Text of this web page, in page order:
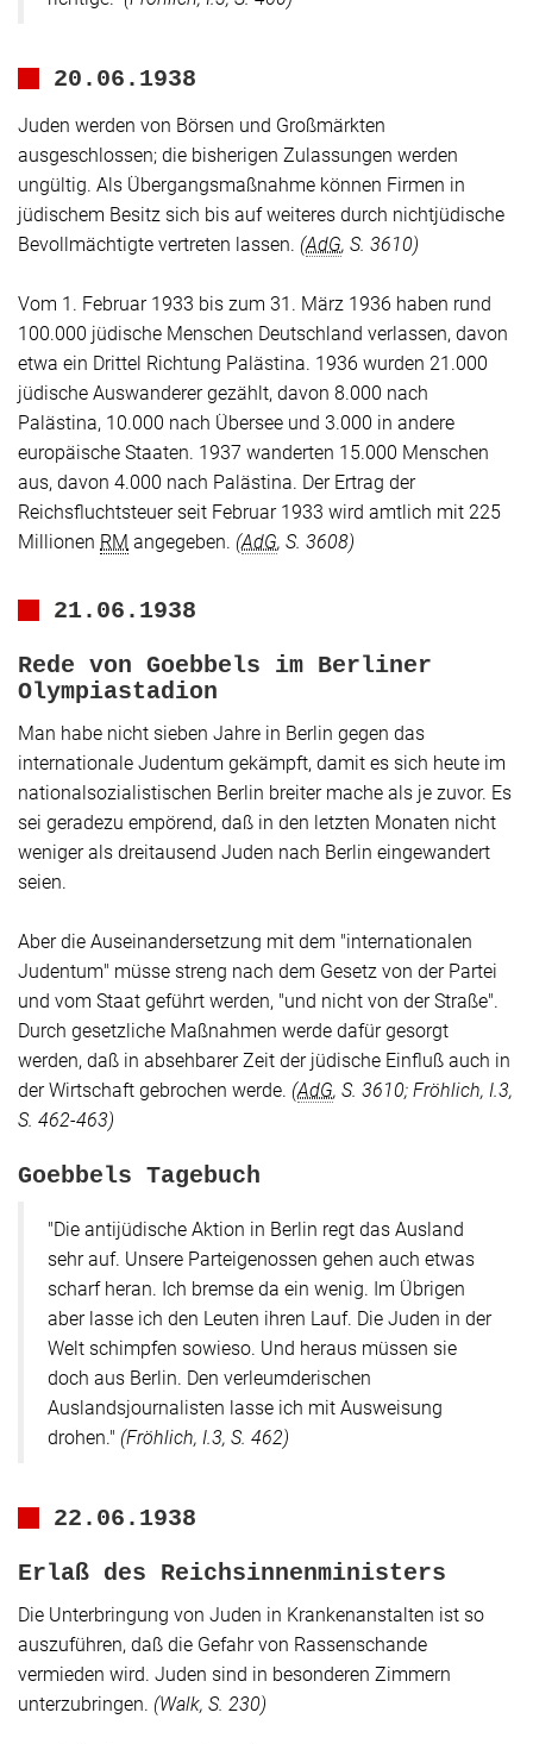
20.06.1938
Juden werden von Börsen und Großmärkten
ausgeschlossen; die bisherigen Zulassungen werden
ungültig. Als Übergangsmaßnahme können Firmen in
jüdischem Besitz sich bis auf weiteres durch nichtjüdische
Bevollmächtigte vertreten lassen. (AdG, S. 3610)
Vom 1. Februar 1933 bis zum 31. März 1936 haben rund
100.000 jüdische Menschen Deutschland verlassen, davon
etwa ein Drittel Richtung Palästina. 1936 wurden 21.000
jüdische Auswanderer gezählt, davon 8.000 nach
Palästina, 10.000 nach Übersee und 3.000 in andere
europäische Staaten. 1937 wanderten 15.000 Menschen
aus, davon 4.000 nach Palästina. Der Ertrag der
Reichsfluchtsteuer seit Februar 1933 wird amtlich mit 225
Millionen RM angegeben. (AdG, S. 3608)
21.06.1938
Rede von Goebbels im Berliner
Olympiastadion
Man habe nicht sieben Jahre in Berlin gegen das
internationale Judentum gekämpft, damit es sich heute im
nationalsozialistischen Berlin breiter mache als je zuvor. Es
sei geradezu empörend, daß in den letzten Monaten nicht
weniger als dreitausend Juden nach Berlin eingewandert
seien.
Aber die Auseinandersetzung mit dem "internationalen
Judentum" müsse streng nach dem Gesetz von der Partei
und vom Staat geführt werden, "und nicht von der Straße".
Durch gesetzliche Maßnahmen werde dafür gesorgt
werden, daß in absehbarer Zeit der jüdische Einfluß auch in
der Wirtschaft gebrochen werde. (AdG, S. 3610; Fröhlich, I.3,
S. 462-463)
Goebbels Tagebuch
"Die antijüdische Aktion in Berlin regt das Ausland
sehr auf. Unsere Parteigenossen gehen auch etwas
scharf heran. Ich bremse da ein wenig. Im Übrigen
aber lasse ich den Leuten ihren Lauf. Die Juden in der
Welt schimpfen sowieso. Und heraus müssen sie
doch aus Berlin. Den verleumderischen
Auslandsjournalisten lasse ich mit Ausweisung
drohen." (Fröhlich, I.3, S. 462)
22.06.1938
Erlaß des Reichsinnenministers
Die Unterbringung von Juden in Krankenanstalten ist so
auszuführen, daß die Gefahr von Rassenschande
vermieden wird. Juden sind in besonderen Zimmern
unterzubringen. (Walk, S. 230)